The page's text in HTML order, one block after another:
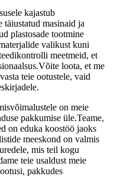
kajastub
täiustatud masinaid ja
plastosade tootmine
valikust kuni
meetmeid, et
loota, et me
teie ootustele, vaid
on meie
pakkumise üle.Teame,
on eduka koostöö jaoks
meeskond on valmis
mis teil kogu
teie usaldust meie
pakkudes